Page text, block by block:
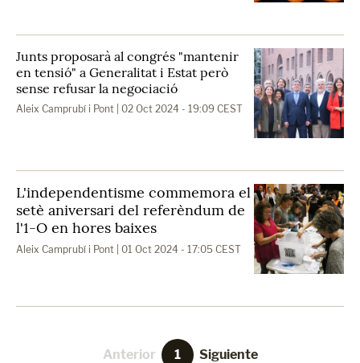
Junts proposarà al congrés "mantenir
en tensió" a Generalitat i Estat però
sense refusar la negociació
Aleix Camprubí i Pont | 02 Oct 2024 - 19:09 CEST
L'independentisme commemora el
setè aniversari del referèndum de
l'1-O en hores baixes
Aleix Camprubí i Pont | 01 Oct 2024 - 17:05 CEST
Anterior 1 Siguiente